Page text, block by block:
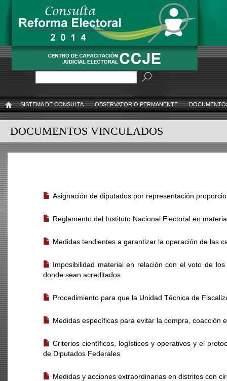
contenido
SISTEMA DE CONSULTA OBSERVATORIO PERMANENTE
DOCUMENTOS VINCULADOS
Asignación de diputados por representación
Reglamento del Instituto Nacional Electoral en
Medidas tendientes a garantizar la operación de las
Imposibilidad material en relación con el voto de
donde sean acreditados
Procedimiento para que la Unidad Técnica de
Medidas específicas para evitar la compra, coacción
Criterios científicos, logísticos y operativos y el
de Diputados Federales
Medidas y acciones extraordinarias en distritos con